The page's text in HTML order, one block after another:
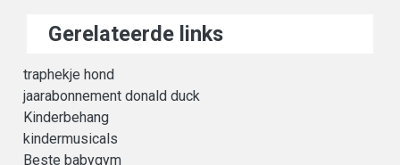
Gerelateerde links
traphekje hond
jaarabonnement donald duck
Kinderbehang
kindermusicals
Beste babygym